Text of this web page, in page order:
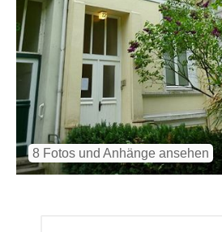
8 Fotos und Anhänge ansehen